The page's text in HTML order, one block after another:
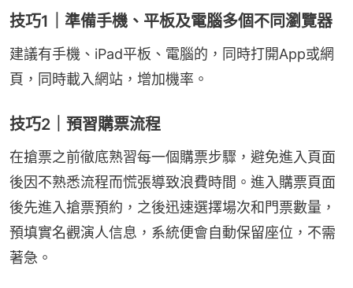
技巧1｜準備手機、平板及電腦多個不同瀏覽器
建議有手機、iPad平板、電腦的，同時打開App或網
頁，同時載入網站，增加機率。
技巧2｜預習購票流程
在搶票之前徹底熟習每一個購票步驟，避免進入頁面
後因不熟悉流程而慌張導致浪費時間。進入購票頁面
後先進入搶票預約，之後迅速選擇場次和門票數量，
預填實名觀演人信息，系統便會自動保留座位，不需
著急。